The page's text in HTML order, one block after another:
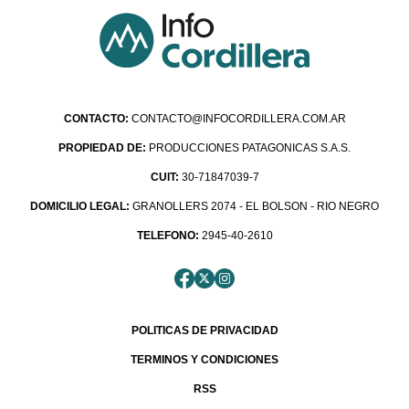
CONTACTO: CONTACTO@INFOCORDILLERA.COM.AR
PROPIEDAD DE: PRODUCCIONES PATAGONICAS S.A.S.
CUIT: 30-71847039-7
DOMICILIO LEGAL: GRANOLLERS 2074 - EL BOLSON - RIO NEGRO
TELEFONO: 2945-40-2610
POLITICAS DE PRIVACIDAD
TERMINOS Y CONDICIONES
RSS